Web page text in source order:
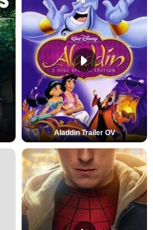
Aladdin Trailer OV